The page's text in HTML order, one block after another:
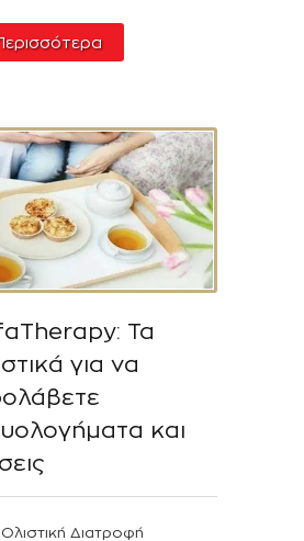
Τα
για να
και
Ολιστική Διατροφή